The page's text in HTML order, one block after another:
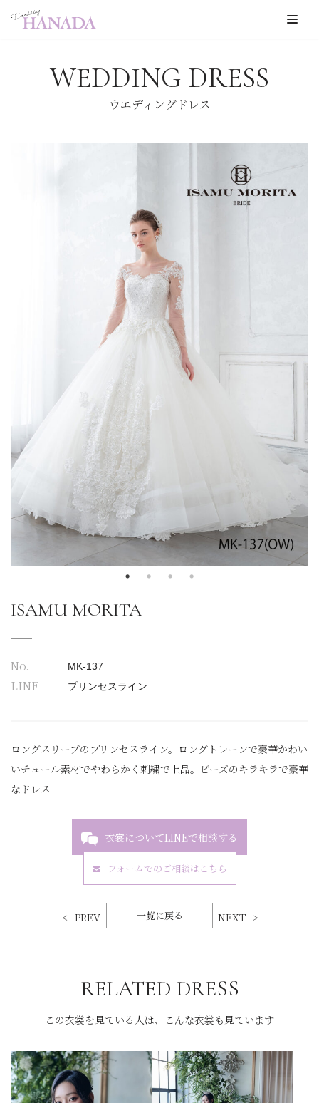
WEDDING DRESS
ウエディングドレス
ISAMU MORITA
No. MK-137
LINE プリンセスライン
ロングスリーブのプリンセスライン。ロングトレーンで豪華かわい
いチュール素材でやわらかく刺繍で上品。ビーズのキラキラで豪華
なドレス
衣裳についてLINEで相談する
フォームでのご相談はこちら
PREV 一覧に戻る NEXT
RELATED DRESS
この衣裳を見ている人は、こんな衣裳も見ています